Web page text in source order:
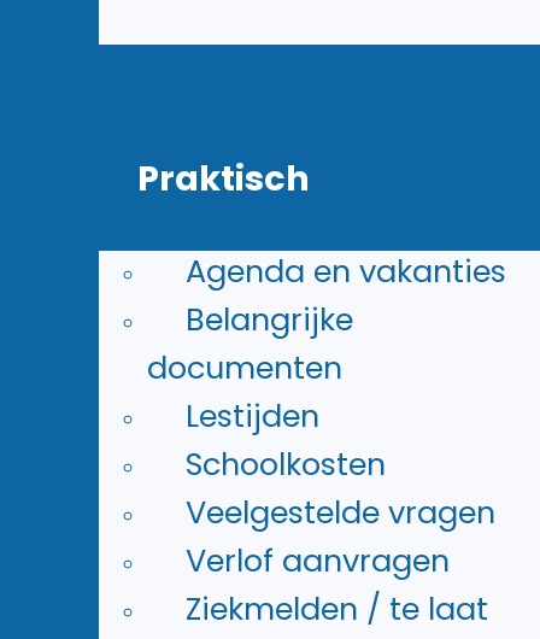
Praktisch
Agenda en vakanties
Belangrijke
documenten
Lestijden
Schoolkosten
Veelgestelde vragen
Verlof aanvragen
Ziekmelden / te laat